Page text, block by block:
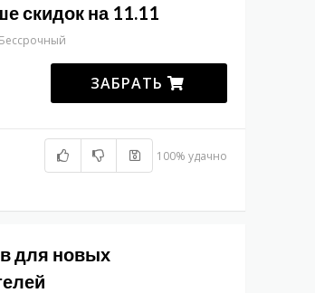
скидок на 11.11
Бессрочный
ЗАБРАТЬ
100% удачно
для новых